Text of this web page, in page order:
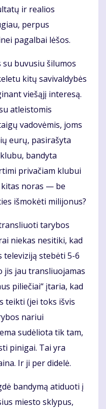
ir realios
perpus
pagalbai lėšos.
buvusiu šilumos
kitų savivaldybės
viešąjį interesą.
atleistomis
vadovėmis, joms
eurų, pasirašyta
bandyta
privačiam klubui
noras — be
išmokėti milijonus?
tarybos
niekas nesitiki, kad
stebėti 5-6
jis jau transliuojamas
piliečiai“ įtaria, kad
teikti (jei toks išvis
nariui
sudėliota tik tam,
pinigai. Tai yra
Ir ji per didelė.
bandymą atiduoti į
miesto sklypus,